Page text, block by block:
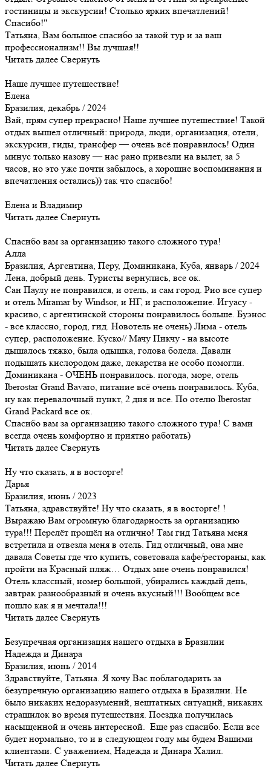
гостиницы и экскурсии! Столько ярких впечатлений!
Спасибо!"
Татьяна, Вам большое спасибо за такой тур и за ваш
профессионализм!! Вы лучшая!!
Читать далее Свернуть
Наше лучшее путешествие!
Елена
Бразилия, декабрь / 2024
Вай, прям супер прекрасно! Наше лучшее путешествие! Такой
отдых вышел отличный: природа, люди, организация, отели,
экскурсии, гиды, трансфер — очень всё понравилось! Один
минус только назову — нас рано привезли на вылет, за 5
часов, но это уже почти забылось, а хорошие воспоминания и
впечатления остались)) так что спасибо!
Елена и Владимир
Читать далее Свернуть
Спасибо вам за организацию такого сложного тура!
Алла
Бразилия, Аргентина, Перу, Доминикана, Куба, январь / 2024
Лена, добрый день. Туристы вернулись, все ок.
Сан Паулу не понравился, и отель, и сам город. Рио все супер
и отель Miramar by Windsor, и НГ, и расположение. Игуасу -
красиво, с аргентинской стороны понравилось больше. Буэнос
- все классно, город, гид. Новотель не очень) Лима - отель
супер, расположение. Куско// Мачу Пикчу - на высоте
дышалось тяжко, была одышка, голова болела. Давали
подышать кислородом даже, лекарства не особо помогли.
Доминикана - ОЧЕНЬ понравилось. погода, море, отель
Iberostar Grand Bavaro, питание всё очень понравилось. Куба,
ну как перевалочный пункт, 2 дня и все. По отелю Iberostar
Grand Packard все ок.
Спасибо вам за организацию такого сложного тура! С вами
всегда очень комфортно и приятно работать)
Читать далее Свернуть
Ну что сказать, я в восторге!
Дарья
Бразилия, июнь / 2023
Татьяна, здравствуйте! Ну что сказать, я в восторге! !
Выражаю Вам огромную благодарность за организацию
тура!!! Перелёт прошёл на отлично! Там гид Татьяна меня
встретила и отвезла меня в отель. Гид отличный, она мне
давала Советы где что купить, советовала кафе/рестораны, как
пройти на Красный пляж… Отдых мне очень понравился!
Отель классный, номер большой, убирались каждый день,
завтрак разнообразный и очень вкусный!!! Вообщем все
пошло как я и мечтала!!!
Читать далее Свернуть
Безупречная организация нашего отдыха в Бразилии
Надежда и Динара
Бразилия, июнь / 2014
Здравствуйте, Татьяна. Я хочу Вас поблагодарить за
безупречную организацию нашего отдыха в Бразилии. Не
было никаких недоразумений, нештатных ситуаций, никаких
страшилок во время путешествия. Поездка получилась
насыщенной и очень интересной. Еще раз спасибо. Если все
будет нормально, то и в следующем году мы будем Вашими
клиентами. С уважением, Надежда и Динара Халил.
Читать далее Свернуть